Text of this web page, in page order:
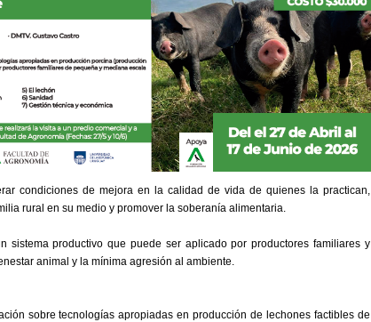
condiciones de mejora en la calidad de vida de quienes la practican,
rural en su medio y promover la soberanía alimentaria.
sistema productivo que puede ser aplicado por productores familiares y
animal y la mínima agresión al ambiente.
sobre tecnologías apropiadas en producción de lechones factibles de